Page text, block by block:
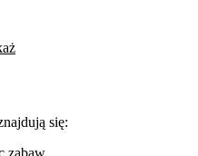
się:
zabaw